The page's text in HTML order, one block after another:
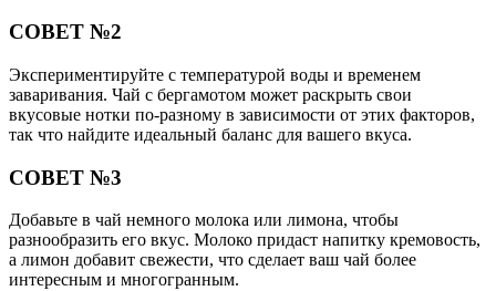
СОВЕТ №2
Экспериментируйте с температурой воды и временем
заваривания. Чай с бергамотом может раскрыть свои
вкусовые нотки по-разному в зависимости от этих факторов,
так что найдите идеальный баланс для вашего вкуса.
СОВЕТ №3
Добавьте в чай немного молока или лимона, чтобы
разнообразить его вкус. Молоко придаст напитку кремовость,
а лимон добавит свежести, что сделает ваш чай более
интересным и многогранным.